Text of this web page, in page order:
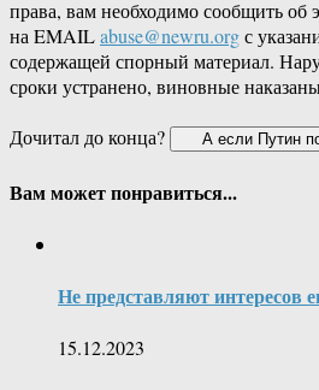
права, вам необходимо сообщить об
на EMAILabuse@newru.orgс
содержащей спорный материал.
сроки устранено, виновные
Дочитал до конца?
Вам может понравиться...
Не представляют интересов
15.12.2023